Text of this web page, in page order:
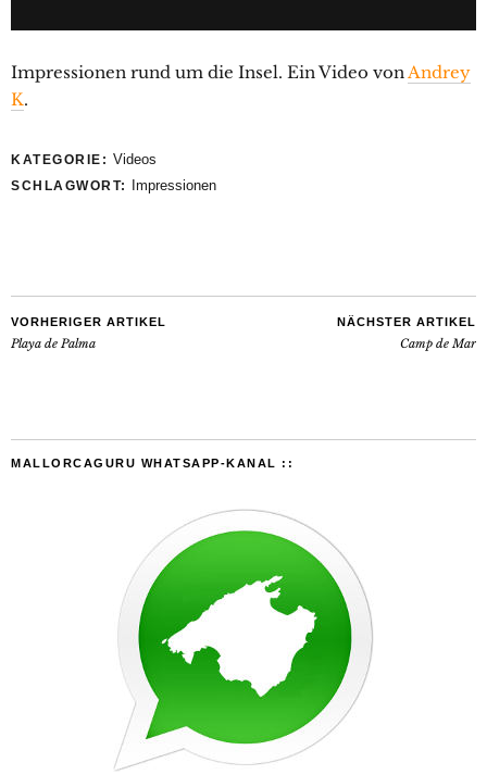
Impressionen rund um die Insel. Ein Video von Andrey
K.
KATEGORIE: Videos
SCHLAGWORT: Impressionen
VORHERIGER ARTIKEL
Playa de Palma
NÄCHSTER ARTIKEL
Camp de Mar
MALLORCAGURU WHATSAPP-KANAL ::